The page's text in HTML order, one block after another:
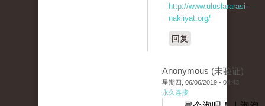
http://www.uluslararasi-
nakliyat.org/
回复
Anonymous (未验证)
星期四, 06/06/2019 - 04:43
永久连接